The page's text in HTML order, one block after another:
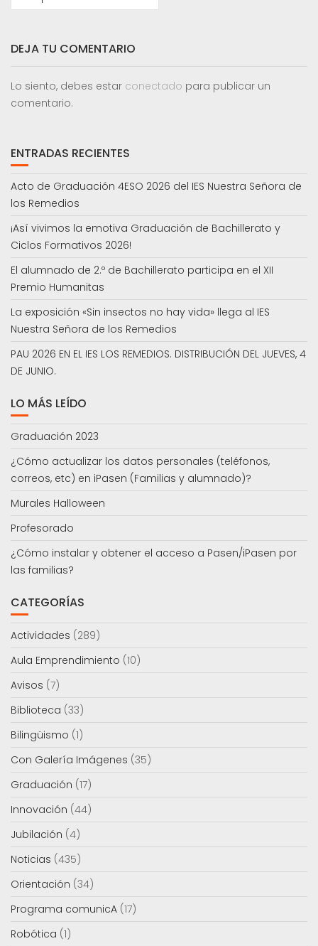
DEJA TU COMENTARIO
Lo siento, debes estar conectado para publicar un
comentario.
ENTRADAS RECIENTES
Acto de Graduación 4ESO 2026 del IES Nuestra Señora de
los Remedios
¡Así vivimos la emotiva Graduación de Bachillerato y
Ciclos Formativos 2026!
El alumnado de 2.º de Bachillerato participa en el XII
Premio Humanitas
La exposición «Sin insectos no hay vida» llega al IES
Nuestra Señora de los Remedios
PAU 2026 EN EL IES LOS REMEDIOS. DISTRIBUCIÓN DEL JUEVES, 4
DE JUNIO.
LO MÁS LEÍDO
Graduación 2023
¿Cómo actualizar los datos personales (teléfonos,
correos, etc) en iPasen (Familias y alumnado)?
Murales Halloween
Profesorado
¿Cómo instalar y obtener el acceso a Pasen/iPasen por
las familias?
CATEGORÍAS
Actividades (289)
Aula Emprendimiento (10)
Avisos (7)
Biblioteca (33)
Bilingüismo (1)
Con Galería Imágenes (35)
Graduación (17)
Innovación (44)
Jubilación (4)
Noticias (435)
Orientación (34)
Programa comunicA (17)
Robótica (1)